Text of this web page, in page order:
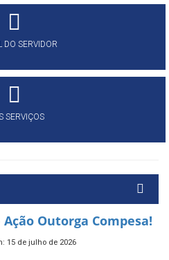
DO SERVIDOR
SERVIÇOS
Outorga Compesa!
15 de julho de 2026